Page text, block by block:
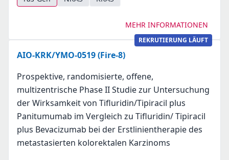
MEHR INFORMATIONEN
REKRUTIERUNG LÄUFT
AIO-KRK/YMO-0519 (Fire-8)
Prospektive, randomisierte, offene,
multizentrische Phase II Studie zur Untersuchung
der Wirksamkeit von Tifluridin/Tipiracil plus
Panitumumab im Vergleich zu Tifluridin/ Tipiracil
plus Bevacizumab bei der Erstlinientherapie des
metastasierten kolorektalen Karzinoms